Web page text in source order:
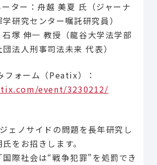
ター：舟越 美夏 氏（ジャーナ
研究センター嘱託研究員）
塚 伸一 教授（龍谷大学法学部
法人刑事司法未来 代表）
フォーム（Peatix）：
event/3230212/
ジェノサイドの問題を長年研究し
をお招きします。
際社会は“戦争犯罪”を処罰でき